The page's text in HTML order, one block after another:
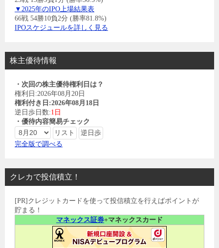
▼2025年のIPO上場結果表
66戦 54勝10負2分 (勝率81.8%)
IPOスケジュールを詳しく見る
株主優待情報
・次回の株主優待権利日は？
権利日:2026年08月20日
権利付き日:2026年08月18日
逆日歩日数:1日
・優待内容簡易チェック
完全版で調べる
クレカで投信積立！
[PR]クレジットカードを使って投信積立を行えばポイントが
貯まる！
マネックス証券+マネックスカード